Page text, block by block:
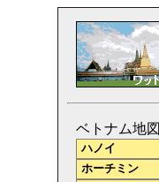
ベトナム地図
ハノイ
ホーチミン